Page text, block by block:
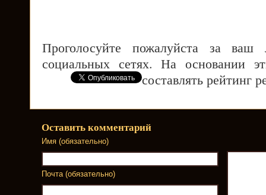
Проголосуйте пожалуйста за
социальных сетях. На основании
составлять рейтинг
Оставить комментарий
Имя (обязательно)
Почта (обязательно)